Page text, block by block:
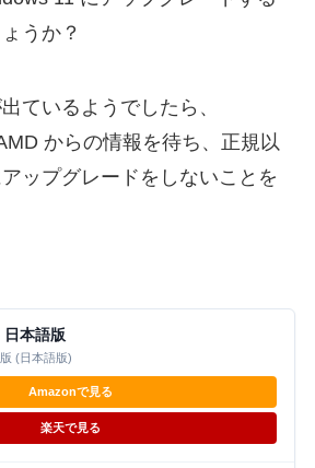
うか？
ているようでしたら、
からの情報を待ち、正規以
ップグレードをしないことを
本語版
(日本語版)
Amazonで見る
楽天で見る